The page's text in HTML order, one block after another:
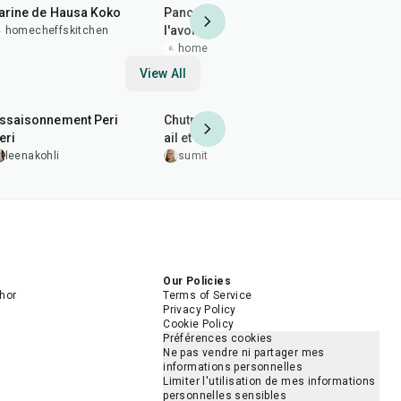
de Hausa Koko
homecheffskitchen
Pancakes faciles à
l'avoine
homecheffskitchen
View All
Peri
leenakohli
Chutney au piment rouge,
ail et citron
sumitakakkar
Our Policies
Terms of Service
Privacy Policy
Cookie Policy
Préférences cookies
Ne pas vendre ni partager mes
informations personnelles
Limiter l'utilisation de mes informations
personnelles sensibles